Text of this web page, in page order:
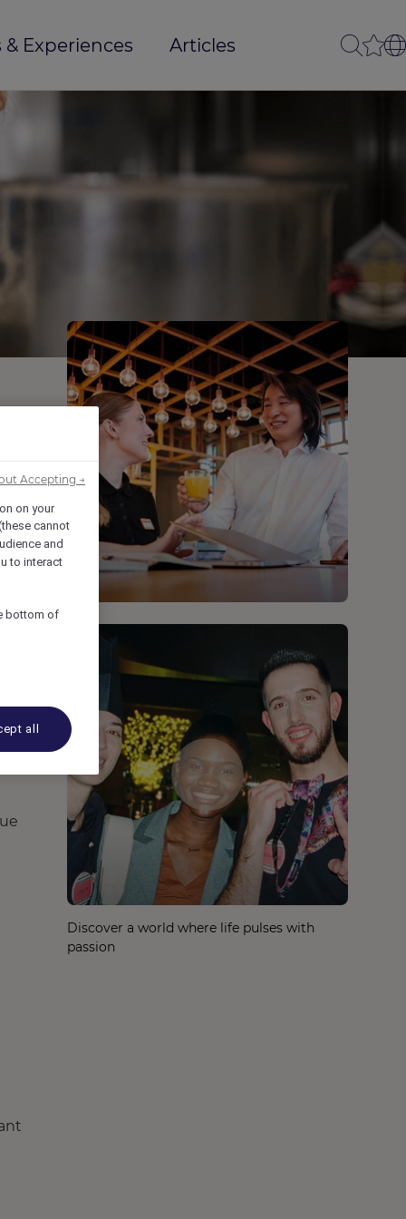
Experiences Articles
Discover a world where life pulses with
passion
on your
cannot
and
to interact
bottom of
all
Accepting →